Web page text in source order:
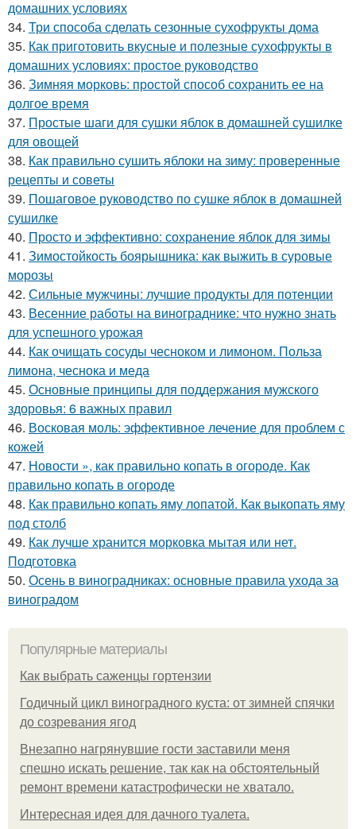
домашних условиях
34. Три способа сделать сезонные сухофрукты дома
35. Как приготовить вкусные и полезные сухофрукты в
домашних условиях: простое руководство
36. Зимняя морковь: простой способ сохранить ее на
долгое время
37. Простые шаги для сушки яблок в домашней сушилке
для овощей
38. Как правильно сушить яблоки на зиму: проверенные
рецепты и советы
39. Пошаговое руководство по сушке яблок в домашней
сушилке
40. Просто и эффективно: сохранение яблок для зимы
41. Зимостойкость боярышника: как выжить в суровые
морозы
42. Сильные мужчины: лучшие продукты для потенции
43. Весенние работы на винограднике: что нужно знать
для успешного урожая
44. Как очищать сосуды чесноком и лимоном. Польза
лимона, чеснока и меда
45. Основные принципы для поддержания мужского
здоровья: 6 важных правил
46. Восковая моль: эффективное лечение для проблем с
кожей
47. Новости », как правильно копать в огороде. Как
правильно копать в огороде
48. Как правильно копать яму лопатой. Как выкопать яму
под столб
49. Как лучше хранится морковка мытая или нет.
Подготовка
50. Осень в виноградниках: основные правила ухода за
виноградом
Популярные материалы
Как выбрать саженцы гортензии
Годичный цикл виноградного куста: от зимней спячки
до созревания ягод
Внезапно нагрянувшие гости заставили меня
спешно искать решение, так как на обстоятельный
ремонт времени катастрофически не хватало.
Интересная идея для дачного туалета.